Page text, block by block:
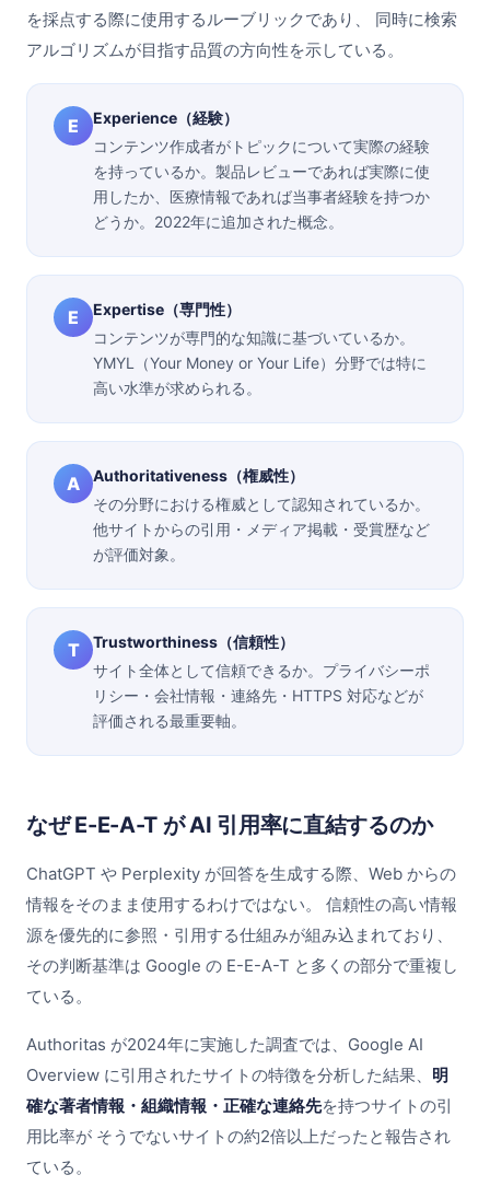
を採点する際に使用するルーブリックであり、 同時に検索
アルゴリズムが目指す品質の方向性を示している。
E
Experience（経験）
コンテンツ作成者がトピックについて実際の経験
を持っているか。製品レビューであれば実際に使
用したか、医療情報であれば当事者経験を持つか
どうか。2022年に追加された概念。
E
Expertise（専門性）
コンテンツが専門的な知識に基づいているか。
YMYL（Your Money or Your Life）分野では特に
高い水準が求められる。
A
Authoritativeness（権威性）
その分野における権威として認知されているか。
他サイトからの引用・メディア掲載・受賞歴など
が評価対象。
T
Trustworthiness（信頼性）
サイト全体として信頼できるか。プライバシーポ
リシー・会社情報・連絡先・HTTPS 対応などが
評価される最重要軸。
なぜ E-E-A-T が AI 引用率に直結するのか
ChatGPT や Perplexity が回答を生成する際、Web からの
情報をそのまま使用するわけではない。 信頼性の高い情報
源を優先的に参照・引用する仕組みが組み込まれており、
その判断基準は Google の E-E-A-T と多くの部分で重複し
ている。
Authoritas が2024年に実施した調査では、Google AI
Overview に引用されたサイトの特徴を分析した結果、 明
確な著者情報・組織情報・正確な連絡先を持つサイトの引
用比率が そうでないサイトの約2倍以上だったと報告され
ている。